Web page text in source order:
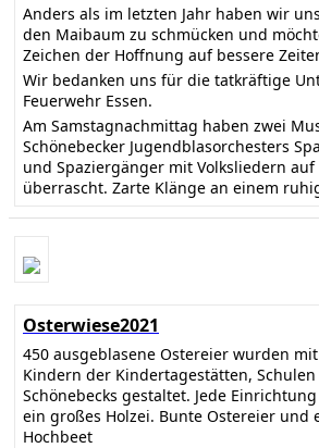
Anders als im letzten Jahr haben wir
den Maibaum zu schmücken und
Zeichen der Hoffnung auf bessere
Wir bedanken uns für die tatkräftige
Feuerwehr Essen.
Am Samstagnachmittag haben zwei
Schönebecker Jugendblasorchesters
und Spaziergänger mit Volksliedern
überrascht. Zarte Klänge an einem
Osterwiese2021
450 ausgeblasene Ostereier wurden
Kindern der Kindertagestätten,
Schönebecks gestaltet. Jede
ein großes Holzei. Bunte Ostereier und
Hochbeet